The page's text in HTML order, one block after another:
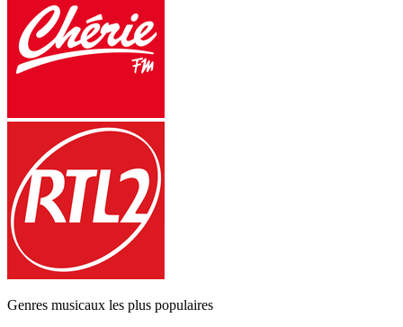
Genres musicaux les plus populaires